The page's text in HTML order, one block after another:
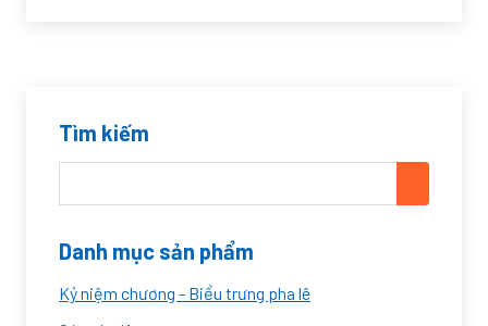
Tìm kiếm
Danh mục sản phẩm
Kỷ niệm chương - Biểu trưng pha lê